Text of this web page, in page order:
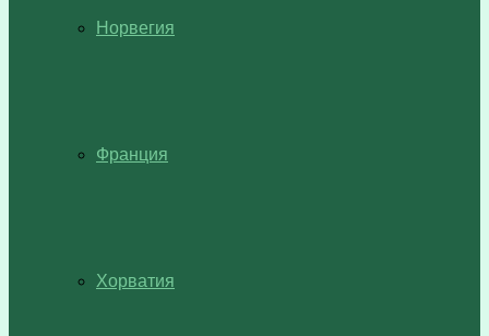
Норвегия
Франция
Хорватия